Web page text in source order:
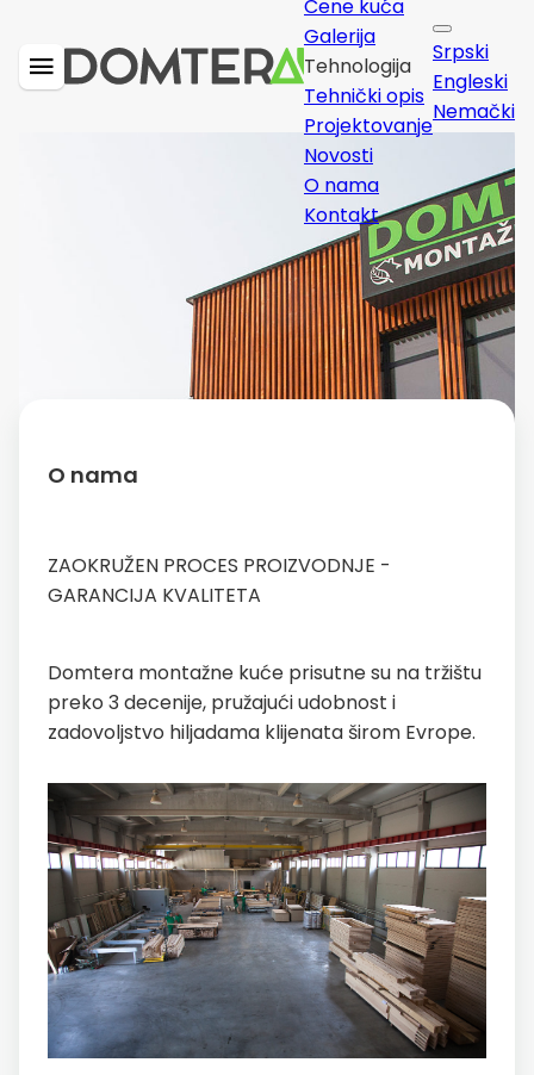
Cene kuća
Galerija
Tehnologija
Tehnički opis
Projektovanje
Novosti
O nama
Kontakt
Srpski
Engleski
Nemački
O nama
ZAOKRUŽEN PROCES PROIZVODNJE -
GARANCIJA KVALITETA
Domtera montažne kuće prisutne su na tržištu
preko 3 decenije, pružajući udobnost i
zadovoljstvo hiljadama klijenata širom Evrope.